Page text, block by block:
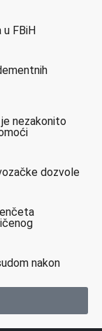
u FBiH
nezakonito
dozvole
nakon